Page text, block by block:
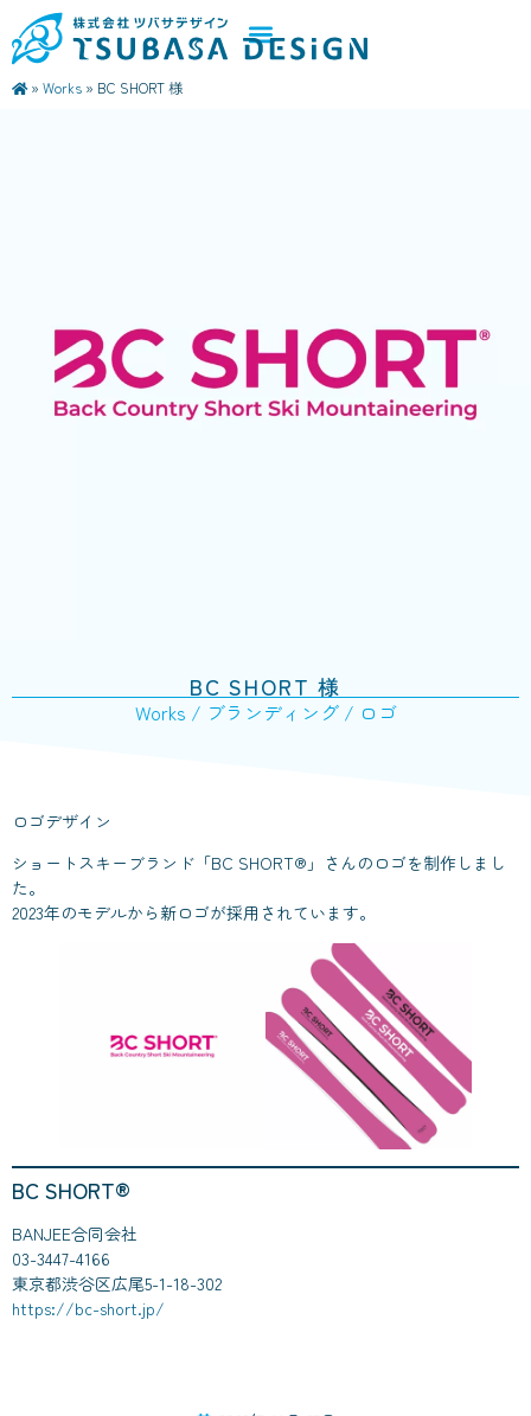
» Works » BC SHORT 様
BC SHORT 様
Works / ブランディング/ ロゴ
ロゴデザイン
ショートスキーブランド「BC SHORT®️」さんのロゴを制作しまし
た。
2023年のモデルから新ロゴが採用されています。
BC SHORT®︎
BANJEE合同会社
03-3447-4166
東京都渋谷区広尾5-1-18-302
https://bc-short.jp/